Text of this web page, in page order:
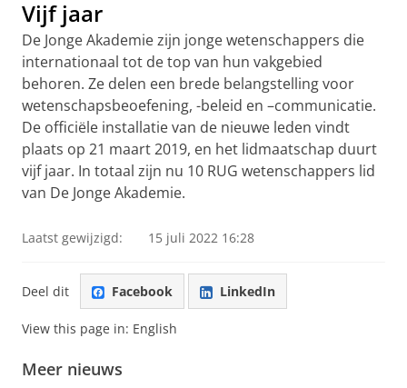
Vijf jaar
De Jonge Akademie zijn jonge wetenschappers die
internationaal tot de top van hun vakgebied
behoren. Ze delen een brede belangstelling voor
wetenschapsbeoefening, -beleid en –communicatie.
De officiële installatie van de nieuwe leden vindt
plaats op 21 maart 2019, en het lidmaatschap duurt
vijf jaar. In totaal zijn nu 10 RUG wetenschappers lid
van De Jonge Akademie.
Laatst gewijzigd: 15 juli 2022 16:28
Deel dit Facebook LinkedIn
View this page in: English
Meer nieuws